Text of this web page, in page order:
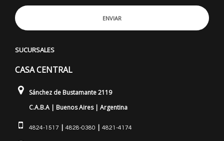
ENVIAR
SUCURSALES
CASA CENTRAL
Sánchez de Bustamante 2119
C.A.B.A | Buenos Aires | Argentina
4824-1517 4828-0380 4821-4174